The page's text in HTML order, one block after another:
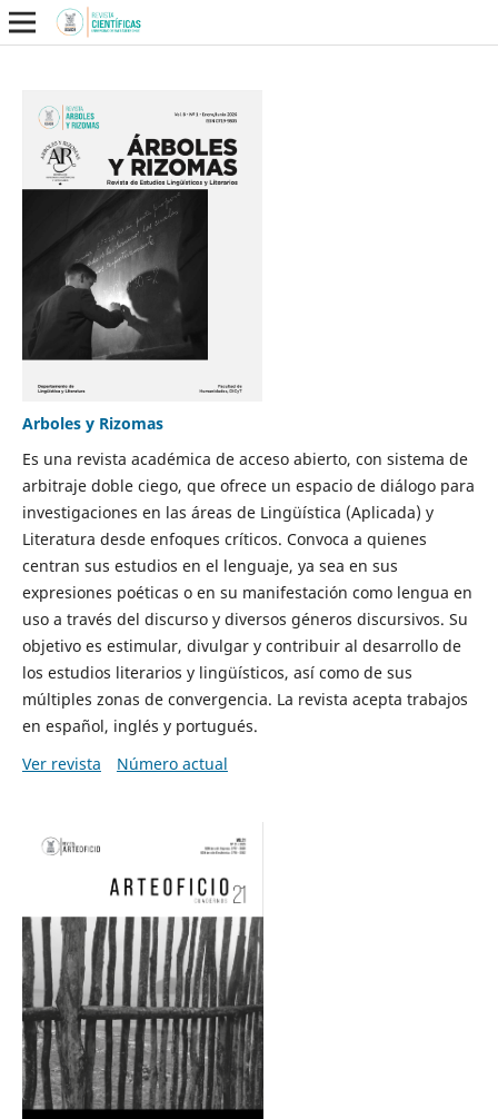
Arboles y Rizomas
Es una revista académica de acceso abierto, con sistema de
arbitraje doble ciego, que ofrece un espacio de diálogo para
investigaciones en las áreas de Lingüística (Aplicada) y
Literatura desde enfoques críticos. Convoca a quienes
centran sus estudios en el lenguaje, ya sea en sus
expresiones poéticas o en su manifestación como lengua en
uso a través del discurso y diversos géneros discursivos. Su
objetivo es estimular, divulgar y contribuir al desarrollo de
los estudios literarios y lingüísticos, así como de sus
múltiples zonas de convergencia. La revista acepta trabajos
en español, inglés y portugués.
Ver revista
Número actual